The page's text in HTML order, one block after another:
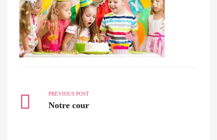
PREVIOUS POST
Notre cour